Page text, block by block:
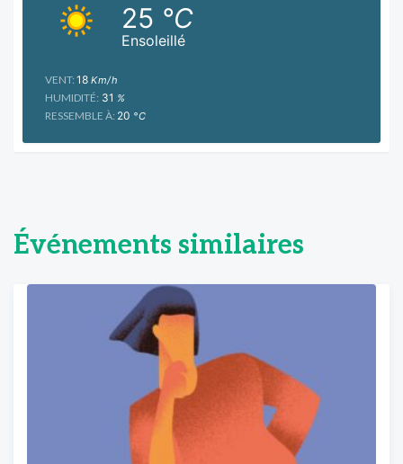
Ensoleillé
25 °C
VENT: 18 Km/h
HUMIDITÉ: 31 %
RESSEMBLE À: 20 °C
Événements similaires